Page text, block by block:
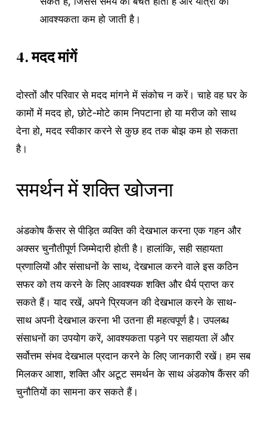
आवश्यकता कम हो जाती है।
4.मदद मांगें
दोस्तों और परिवार से मदद मांगने में संकोच न करें। चाहे वह घर के
कामों में मदद हो, छोटे-मोटे काम निपटाना हो या मरीज को साथ
देना हो, मदद स्वीकार करने से कुछ हद तक बोझ कम हो सकता
है।
समर्थन में शक्ति खोजना
अंडकोष कैंसर से पीड़ित व्यक्ति की देखभाल करना एक गहन और
अक्सर चुनौतीपूर्ण जिम्मेदारी होती है। हालांकि, सही सहायता
प्रणालियों और संसाधनों के साथ, देखभाल करने वाले इस कठिन
सफर को तय करने के लिए आवश्यक शक्ति और धैर्य प्राप्त कर
सकते हैं। याद रखें, अपने प्रियजन की देखभाल करने के साथ-
साथ अपनी देखभाल करना भी उतना ही महत्वपूर्ण है। उपलब्ध
संसाधनों का उपयोग करें, आवश्यकता पड़ने पर सहायता लें और
सर्वोत्तम संभव देखभाल प्रदान करने के लिए जानकारी रखें। हम सब
मिलकर आशा, शक्ति और अटूट समर्थन के साथ अंडकोष कैंसर की
चुनौतियों का सामना कर सकते हैं।